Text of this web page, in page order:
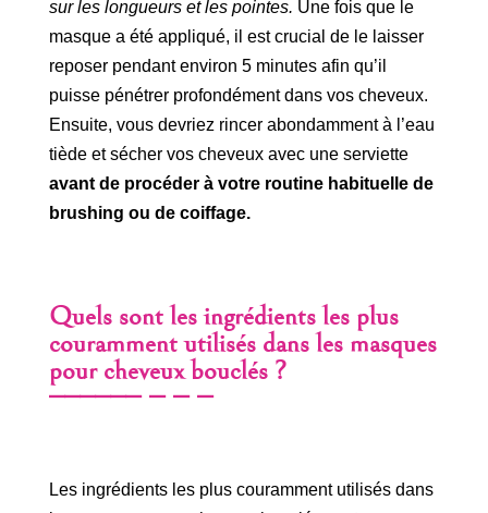
sur les longueurs et les pointes. Une fois que le
masque a été appliqué, il est crucial de le laisser
reposer pendant environ 5 minutes afin qu’il
puisse pénétrer profondément dans vos cheveux.
Ensuite, vous devriez rincer abondamment à l’eau
tiède et sécher vos cheveux avec une serviette
avant de procéder à votre routine habituelle de
brushing ou de coiffage.
Quels sont les ingrédients les plus
couramment utilisés dans les masques
pour cheveux bouclés ?
Les ingrédients les plus couramment utilisés dans